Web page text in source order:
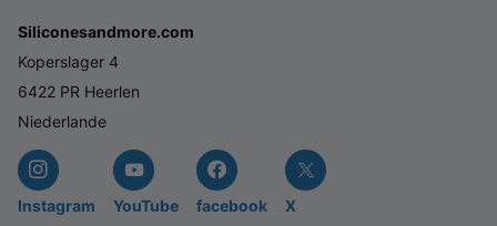
Siliconesandmore.com
Koperslager 4
6422 PR Heerlen
Niederlande
Instagram YouTube facebook X